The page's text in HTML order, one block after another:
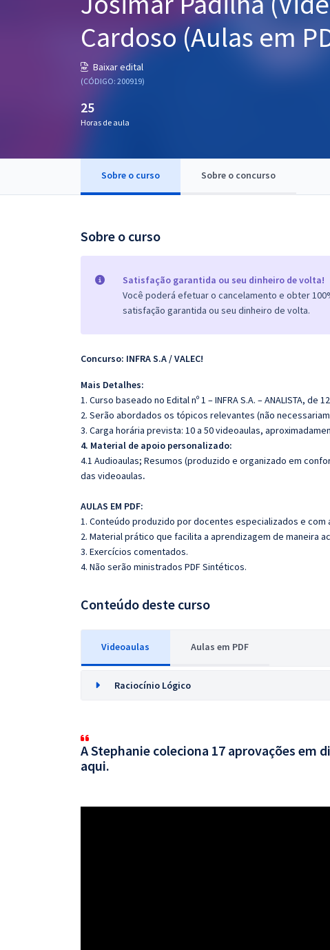
Conteúdo gratuito
Blog
Cardoso (Aulas em
Baixar edital
(CÓDIGO: 200919)
25
Horas de aula
Sobre o curso Sobre o concurso
Sobre o curso
Satisfação garantida ou seu dinheiro de volta!
Você poderá efetuar o cancelamento e obter
satisfação garantida ou seu dinheiro de volta.
Concurso: INFRA S.A / VALEC!
Mais Detalhes:
1. Curso baseado no Edital nº 1 – INFRA S.A. – ANALISTA, de
2. Serão abordados os tópicos relevantes (não
3. Carga horária prevista: 10 a 50 videoaulas,
4. Material de apoio personalizado:
4.1 Audioaulas; Resumos (produzido e organizado em
das videoaulas.
AULAS EM PDF:
1. Conteúdo produzido por docentes especializados e
2. Material prático que facilita a aprendizagem de maneira
3. Exercícios comentados.
4. Não serão ministrados PDF Sintéticos.
Conteúdo deste curso
Videoaulas Aulas em PDF
Raciocínio Lógico
A Stephanie coleciona 17 aprovações em
aqui.